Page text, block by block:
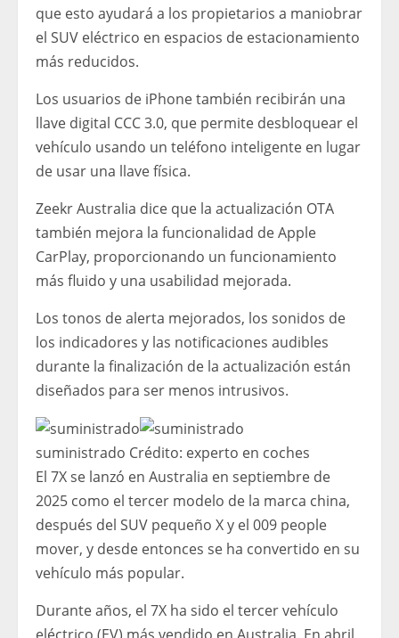
que esto ayudará a los propietarios a maniobrar
el SUV eléctrico en espacios de estacionamiento
más reducidos.
Los usuarios de iPhone también recibirán una
llave digital CCC 3.0, que permite desbloquear el
vehículo usando un teléfono inteligente en lugar
de usar una llave física.
Zeekr Australia dice que la actualización OTA
también mejora la funcionalidad de Apple
CarPlay, proporcionando un funcionamiento
más fluido y una usabilidad mejorada.
Los tonos de alerta mejorados, los sonidos de
los indicadores y las notificaciones audibles
durante la finalización de la actualización están
diseñados para ser menos intrusivos.
suministrado Crédito: experto en coches
El 7X se lanzó en Australia en septiembre de
2025 como el tercer modelo de la marca china,
después del SUV pequeño X y el 009 people
mover, y desde entonces se ha convertido en su
vehículo más popular.
Durante años, el 7X ha sido el tercer vehículo